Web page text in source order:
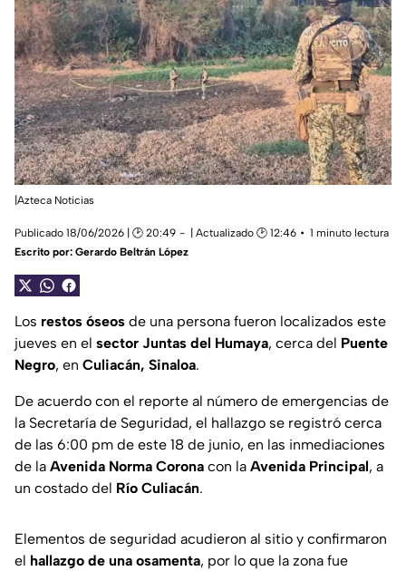
|Azteca Noticias
Publicado 18/06/2026 | 🕑 20:49 | Actualizado 🕑 12:46
1 minuto lectura
Escrito por: Gerardo Beltrán López
Los restos óseos de una persona fueron localizados este
jueves en el sector Juntas del Humaya, cerca del Puente
Negro, en Culiacán, Sinaloa.
De acuerdo con el reporte al número de emergencias de
la Secretaría de Seguridad, el hallazgo se registró cerca
de las 6:00 pm de este 18 de junio, en las inmediaciones
de la Avenida Norma Corona con la Avenida Principal, a
un costado del Río Culiacán.
Elementos de seguridad acudieron al sitio y confirmaron
el hallazgo de una osamenta, por lo que la zona fue